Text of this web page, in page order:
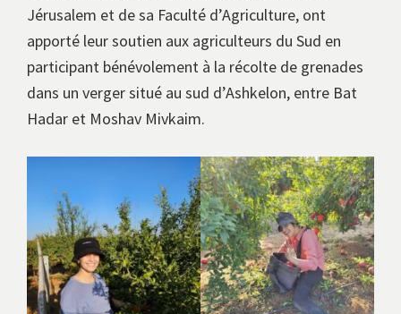
Jérusalem et de sa Faculté d’Agriculture, ont
apporté leur soutien aux agriculteurs du Sud en
participant bénévolement à la récolte de grenades
dans un verger situé au sud d’Ashkelon, entre Bat
Hadar et Moshav Mivkaim.